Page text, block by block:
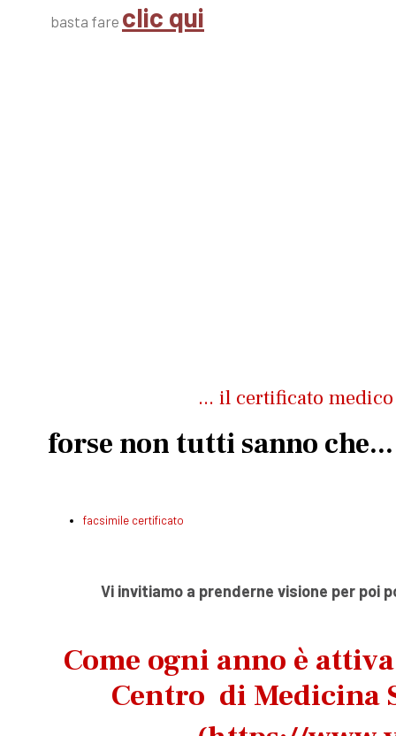
basta fare clic qui
... il certificato
forse non tutti sanno che...
facsimile certificato
Vi invitiamo a prenderne visione per
Come ogni anno è
Centro di Medicina